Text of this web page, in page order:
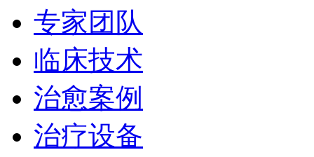
专家团队
临床技术
治愈案例
治疗设备